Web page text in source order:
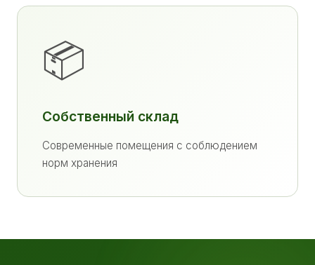
📦
Собственный склад
Современные помещения с соблюдением
норм хранения